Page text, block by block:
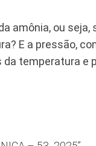
amônia, ou
E a pressão,
temperatura e